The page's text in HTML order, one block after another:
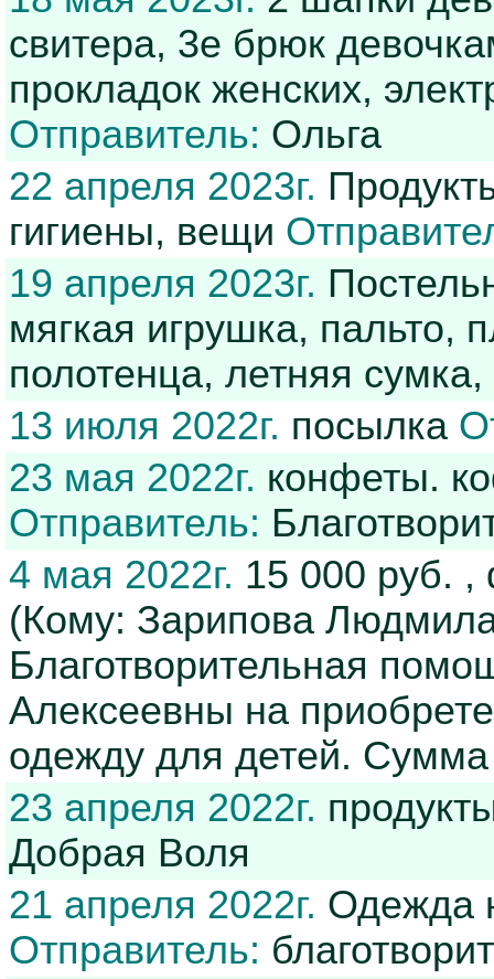
свитера, 3е брюк
прокладок женских,
Отправитель: Ольга
22 апреля 2023г.
гигиены, вещи
19 апреля 2023г.
мягкая игрушка, пальто,
полотенца, летняя сумка,
13 июля 2022г. посылка
23 мая 2022г. конфеты.
Отправитель:
4 мая 2022г. 15 000 руб.
(Кому: Зарипова
Благотворительная
Алексеевны на
одежду для детей.
23 апреля 2022г.
Добрая Воля
21 апреля 2022г. Одежда
Отправитель: